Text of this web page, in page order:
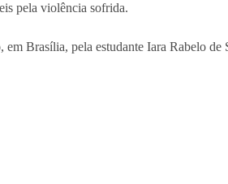
pela violência sofrida.
Brasília, pela estudante Iara Rabelo